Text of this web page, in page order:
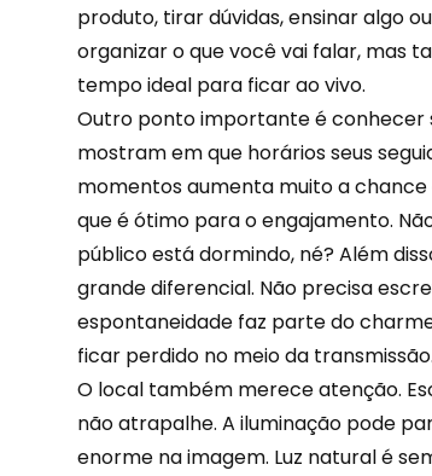
produto, tirar dúvidas, ensinar algo
organizar o que você vai falar, mas
tempo ideal para ficar ao vivo.
Outro ponto importante é conhecer
mostram em que horários seus
momentos aumenta muito a
que é ótimo para o engajamento.
público está dormindo, né? Além
grande diferencial. Não precisa
espontaneidade faz parte do
ficar perdido no meio da transmissão.
O local também merece atenção.
não atrapalhe. A iluminação pode
enorme na imagem. Luz natural é